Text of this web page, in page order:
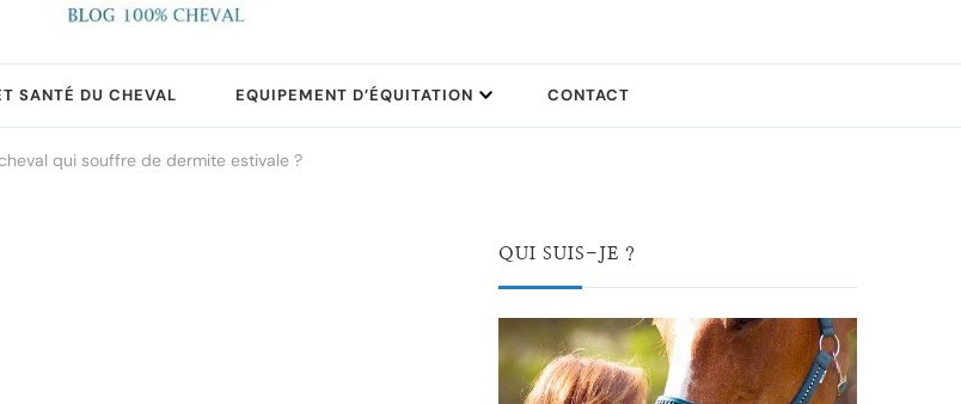
SANTÉ DU CHEVAL EQUIPEMENT D’ÉQUITATION CONTACT
qui souffre de dermite estivale ?
QUI SUIS-JE ?